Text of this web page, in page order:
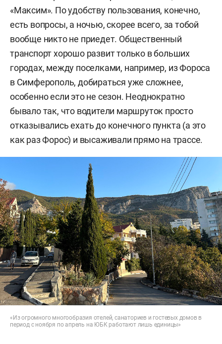
«Максим». По удобству пользования, конечно,
есть вопросы, а ночью, скорее всего, за тобой
вообще никто не приедет. Общественный
транспорт хорошо развит только в больших
городах, между поселками, например, из Фороса
в Симферополь, добираться уже сложнее,
особенно если это не сезон. Неоднократно
бывало так, что водители маршруток просто
отказывались ехать до конечного пункта (а это
как раз Форос) и высаживали прямо на трассе.
«Из огромного многообразия отелей, санаториев и гостевых домов в
период с ноября по апрель на ЮБК работают лишь единицы»